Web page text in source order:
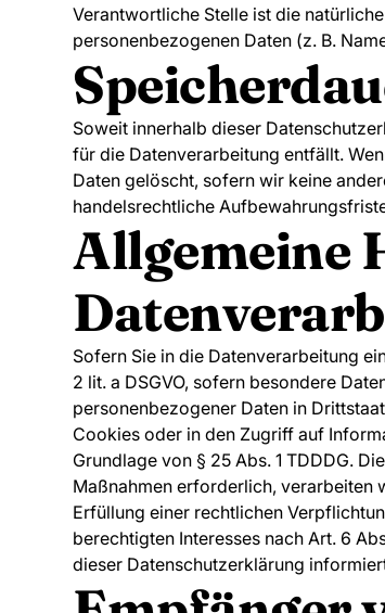
Verantwortliche Stelle ist die
personenbezogenen Daten (z. B.
Soweit innerhalb dieser
für die Datenverarbeitung entfällt.
Daten gelöscht, sofern wir keine
handelsrechtliche
Allgemeine
Sofern Sie in die Datenverarbeitung
2 lit. a DSGVO, sofern besondere
personenbezogener Daten in
Cookies oder in den Zugriff auf
Grundlage von § 25 Abs. 1 TDDDG.
Maßnahmen erforderlich, verarbeiten
Erfüllung einer rechtlichen
berechtigten Interesses nach Art. 6
dieser Datenschutzerklärung